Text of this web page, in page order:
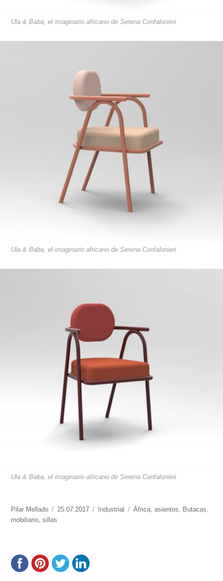
Ula & Baba, el imaginario africano de Serena Confalonieri
Ula & Baba, el imaginario africano de Serena Confalonieri
Ula & Baba, el imaginario africano de Serena Confalonieri
https://www.experimenta.es/author/pilar-
mellado/
Pilar Mellado
Publicado
25.07.2017 Categorías
Industrial Etiquetas
África,asientos, Butacas,
mobiliario,sillas